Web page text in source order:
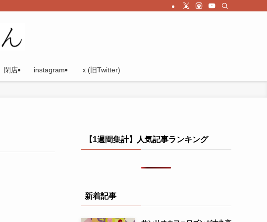
閉店 instagram ｘ(旧Twitter)
【1週間集計】人気記事ランキング
新着記事